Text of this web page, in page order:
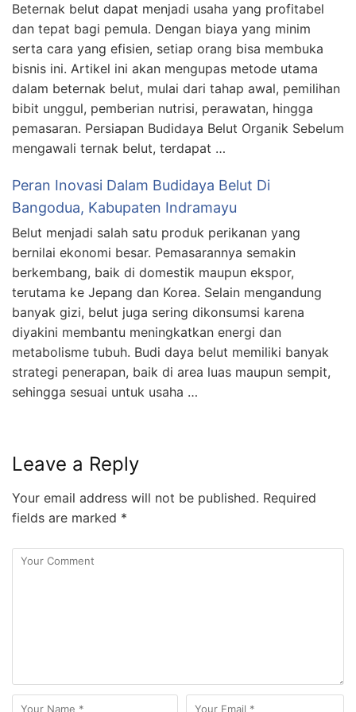
Beternak belut dapat menjadi usaha yang profitabel
dan tepat bagi pemula. Dengan biaya yang minim
serta cara yang efisien, setiap orang bisa membuka
bisnis ini. Artikel ini akan mengupas metode utama
dalam beternak belut, mulai dari tahap awal, pemilihan
bibit unggul, pemberian nutrisi, perawatan, hingga
pemasaran. Persiapan Budidaya Belut Organik Sebelum
mengawali ternak belut, terdapat …
Peran Inovasi Dalam Budidaya Belut Di
Bangodua, Kabupaten Indramayu
Belut menjadi salah satu produk perikanan yang
bernilai ekonomi besar. Pemasarannya semakin
berkembang, baik di domestik maupun ekspor,
terutama ke Jepang dan Korea. Selain mengandung
banyak gizi, belut juga sering dikonsumsi karena
diyakini membantu meningkatkan energi dan
metabolisme tubuh. Budi daya belut memiliki banyak
strategi penerapan, baik di area luas maupun sempit,
sehingga sesuai untuk usaha …
Leave a Reply
Your email address will not be published. Required
fields are marked *